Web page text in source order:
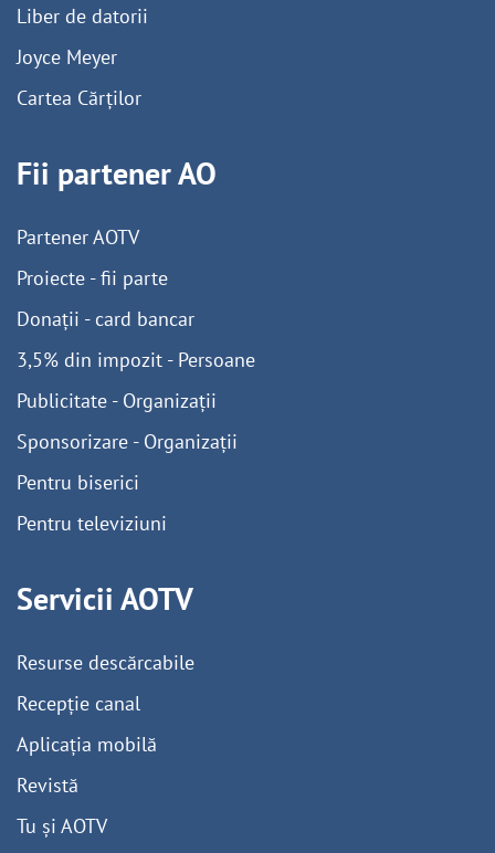
Liber de datorii
Joyce Meyer
Cartea Cărților
Fii partener AO
Partener AOTV
Proiecte - fii parte
Donații - card bancar
3,5% din impozit - Persoane
Publicitate - Organizații
Sponsorizare - Organizații
Pentru biserici
Pentru televiziuni
Servicii AOTV
Resurse descărcabile
Recepție canal
Aplicația mobilă
Revistă
Tu și AOTV